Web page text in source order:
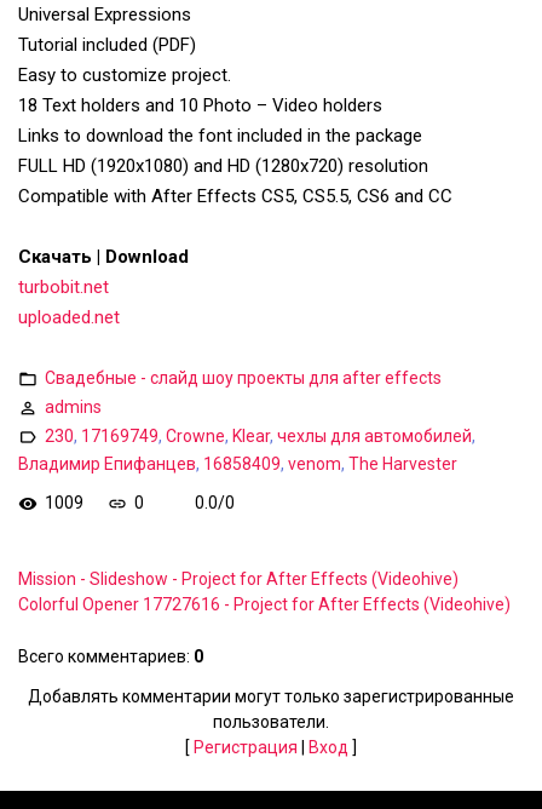
Universal Expressions
Tutorial included (PDF)
Easy to customize project.
18 Text holders and 10 Photo – Video holders
Links to download the font included in the package
FULL HD (1920x1080) and HD (1280x720) resolution
Compatible with After Effects CS5, CS5.5, CS6 and CC
Скачать | Download
turbobit.net
uploaded.net
Свадебные - слайд шоу проекты для after effects
admins
230, 17169749, Crowne, Klear, чехлы для автомобилей,
Владимир Епифанцев, 16858409, venom, The Harvester
1009
0 0.0/0
Mission - Slideshow - Project for After Effects (Videohive)
Colorful Opener 17727616 - Project for After Effects (Videohive)
Всего комментариев: 0
Добавлять комментарии могут только зарегистрированные
пользователи.
[ Регистрация Вход ]